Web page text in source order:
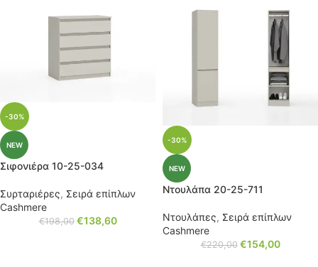
-30%
NEW
Σιφονιέρα 10-25-034
Συρταριέρες, Σειρά επίπλων
Cashmere
€198,00 €138,60
-30%
NEW
Ντουλάπα 20-25-711
Ντουλάπες, Σειρά επίπλων
Cashmere
€220,00 €154,00